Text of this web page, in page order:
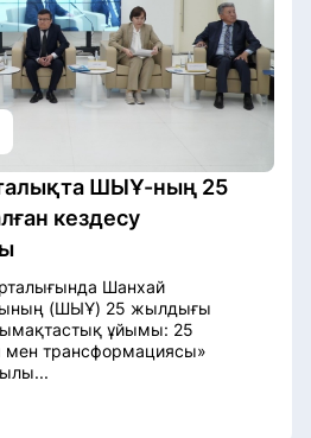
ШЫҰ-ның 25
кездесу
Шанхай
(ШЫҰ) 25 жылдығы
ұйымы: 25
трансформациясы»